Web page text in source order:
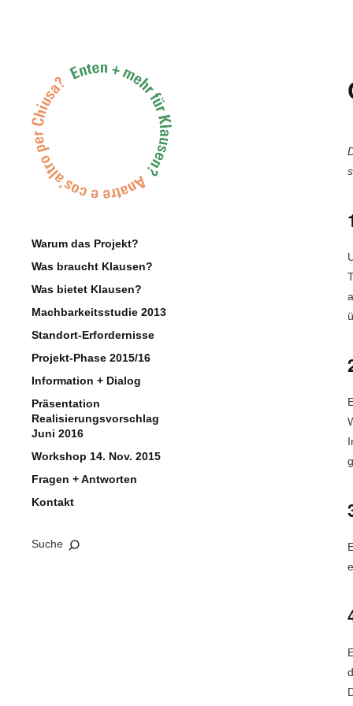
Warum das Projekt?
Was braucht Klausen?
Was bietet Klausen?
Machbarkeitsstudie 2013
Standort-Erfordernisse
Projekt-Phase 2015/16
Information + Dialog
Präsentation
Realisierungsvorschlag
Juni 2016
Workshop 14. Nov. 2015
Fragen + Antworten
Kontakt
Suche